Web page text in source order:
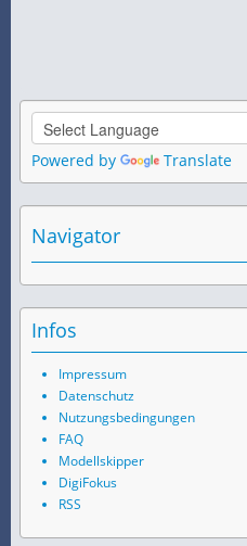
Powered by Translate
Navigator
Infos
Impressum
Datenschutz
Nutzungsbedingungen
FAQ
Modellskipper
DigiFokus
RSS